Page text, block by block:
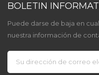
BOLETIN
Puede darse de baja en
nuestra información de